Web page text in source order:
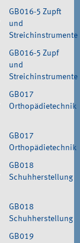
GB016-5 Zupft
und
Streichinstrumente
GB016-5 Zupf
und
Streichinstrumente
GB017
Orthopädietechnik
GB017
Orthopädietechnik
GB018
Schuhherstellung
GB018
Schuhherstellung
GB019